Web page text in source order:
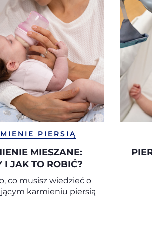
PIERSIĄ
MIESZANE:
I JAK TO ROBIĆ?
co musisz wiedzieć o
karmieniu piersią